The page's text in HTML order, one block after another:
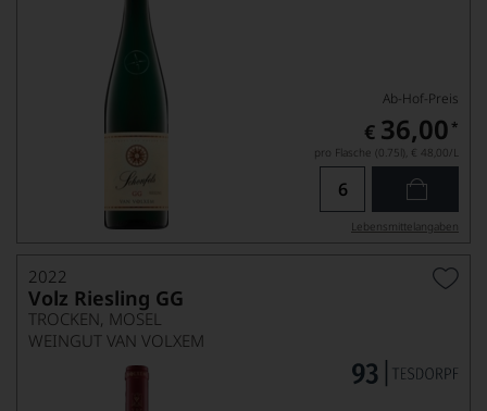
Ab-Hof-Preis
€ 36,00 *
pro Flasche (0.75l), € 48,00/L
Lebensmittel­angaben
2022
Volz Riesling GG
TROCKEN, MOSEL
WEINGUT VAN VOLXEM